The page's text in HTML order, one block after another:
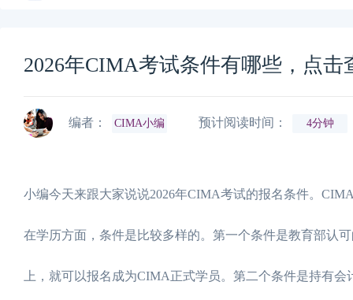
2026年CIMA考试条件有哪些，点击
编者： CIMA小编 预计阅读时间： 4分钟
小编今天来跟大家说说2026年CIMA考试的报名条件。
在学历方面，条件是比较多样的。第一个条件是教育部认
上，就可以报名成为CIMA正式学员。第二个条件是持有